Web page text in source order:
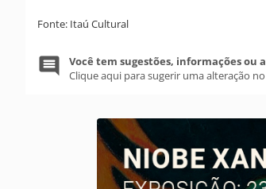
Fonte: Itaú Cultural
Você tem sugestões, informações ou
Clique aqui para sugerir uma alteração